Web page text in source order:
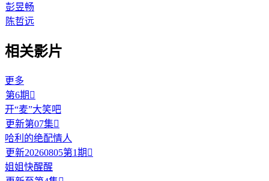
彭昱畅
陈哲远
相关影片
更多
第6期 
开“麦”大笑吧
更新第07集
哈利的绝配情人
更新20260805第1期 
姐姐快醒醒